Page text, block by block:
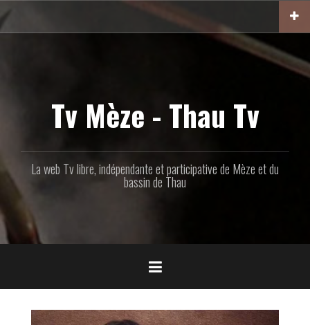
au
contenu
Tv Mèze - Thau Tv
La web Tv libre, indépendante et participative de Mèze et du
bassin de Thau